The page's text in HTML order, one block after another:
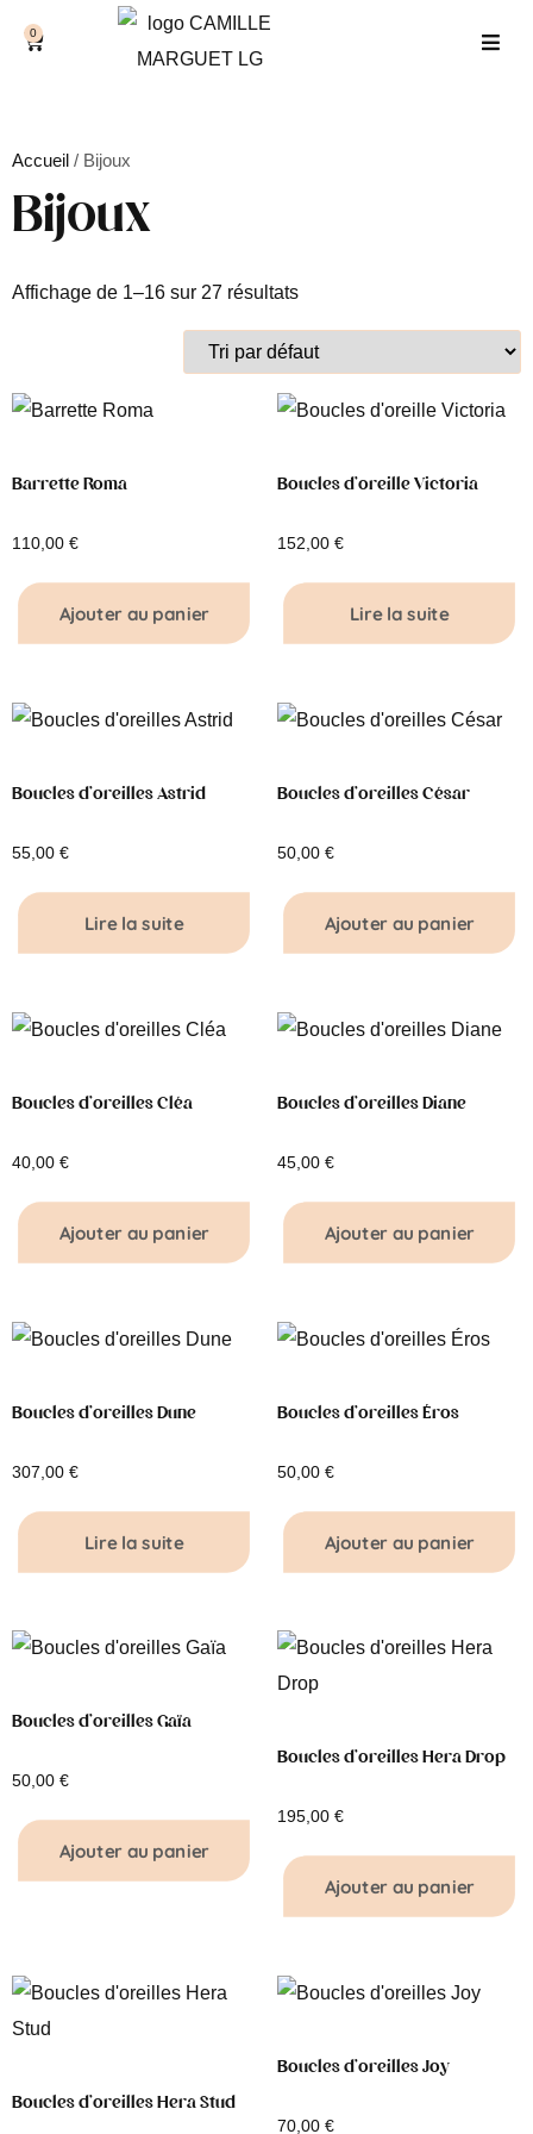
0
Accueil / Bijoux
Bijoux
Affichage de 1–16 sur 27 résultats
Barrette Roma
110,00 €
Ajouter au panier
Boucles d’oreille Victoria
152,00 €
Lire la suite
Boucles d’oreilles Astrid
55,00 €
Lire la suite
Boucles d’oreilles César
50,00 €
Ajouter au panier
Boucles d’oreilles Cléa
40,00 €
Ajouter au panier
Boucles d’oreilles Diane
45,00 €
Ajouter au panier
Boucles d’oreilles Dune
307,00 €
Lire la suite
Boucles d’oreilles Éros
50,00 €
Ajouter au panier
Boucles d’oreilles Gaïa
50,00 €
Ajouter au panier
Boucles d’oreilles Hera Drop
195,00 €
Ajouter au panier
Boucles d’oreilles Hera Stud
Boucles d’oreilles Joy
70,00 €